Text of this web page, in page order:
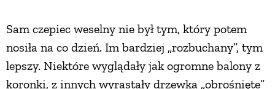
Sam czepiec weselny nie był tym, który potem
nosiła na co dzień. Im bardziej „rozbuchany”, tym
lepszy. Niektóre wyglądały jak ogromne balony z
koronki, z innych wyrastały drzewka „obrośnięte”